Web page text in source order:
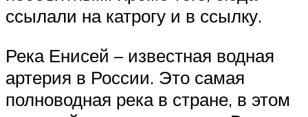
ссылали на катрогу и в ссылку.
Река Енисей – известная водная
артерия в России. Это самая
полноводная река в стране, в этом